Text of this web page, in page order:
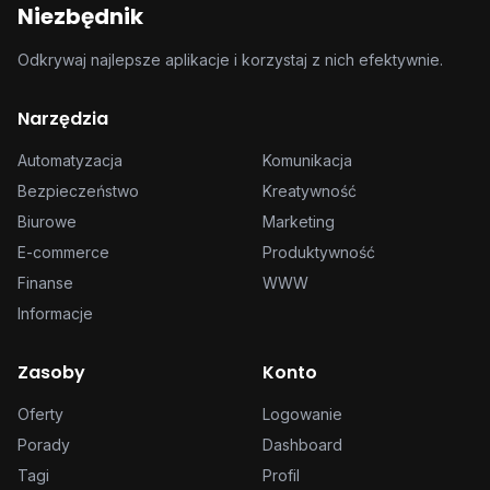
Niezbędnik
Odkrywaj najlepsze aplikacje i korzystaj z nich efektywnie.
Narzędzia
Automatyzacja
Bezpieczeństwo
Biurowe
E-commerce
Finanse
Informacje
Komunikacja
Kreatywność
Marketing
Produktywność
WWW
Zasoby
Oferty
Porady
Tagi
Konto
Logowanie
Dashboard
Profil